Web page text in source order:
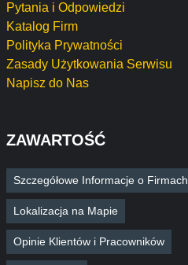
Pytania i Odpowiedzi
Katalog Firm
Polityka Prywatności
Zasady Użytkowania Serwisu
Napisz do Nas
ZAWARTOŚĆ
Szczegółowe Informacje o Firmach
Lokalizacja na Mapie
Opinie Klientów i Pracowników